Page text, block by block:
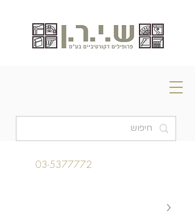
03-5377772